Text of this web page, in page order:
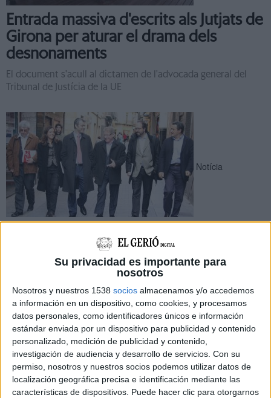
Su privacidad es importante para
nosotros
Nosotros y nuestros 1538 socios almacenamos y/o accedemos
a información en un dispositivo, como cookies, y procesamos
datos personales, como identificadores únicos e información
estándar enviada por un dispositivo para publicidad y contenido
personalizado, medición de publicidad y contenido,
investigación de audiencia y desarrollo de servicios. Con su
permiso, nosotros y nuestros socios podemos utilizar datos de
localización geográfica precisa e identificación mediante las
características de dispositivos. Puede hacer clic para otorgarnos
Entrada massiva d'escrits als Jutjats de
Girona per aturar el drama dels
desnonaments
El document s'acull al dictamen de l'advocada general del
Tribunal de Justícia de la UE
Notícia
industria i el sector agroalimentari
El candidat, Juli Fernàndez, critica CiU per fer "tot el contrari"
del què una economia productiva necessita per al seu futur
Notícia